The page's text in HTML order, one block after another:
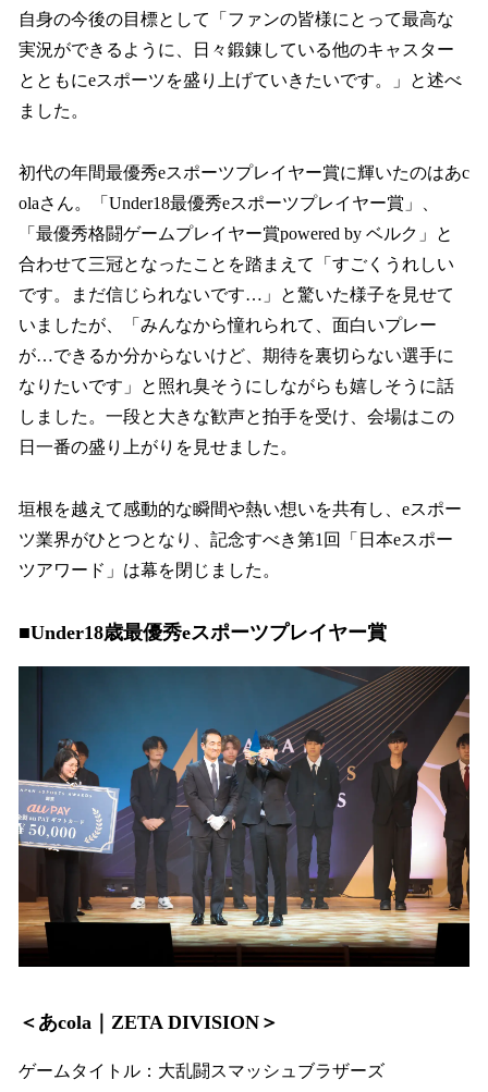
自身の今後の目標として「ファンの皆様にとって最高な
実況ができるように、日々鍛錬している他のキャスター
とともにeスポーツを盛り上げていきたいです。」と述べ
ました。
初代の年間最優秀eスポーツプレイヤー賞に輝いたのはあc
olaさん。「Under18最優秀eスポーツプレイヤー賞」、
「最優秀格闘ゲームプレイヤー賞powered by ベルク」と
合わせて三冠となったことを踏まえて「すごくうれしい
です。まだ信じられないです…」と驚いた様子を見せて
いましたが、「みんなから憧れられて、面白いプレー
が…できるか分からないけど、期待を裏切らない選手に
なりたいです」と照れ臭そうにしながらも嬉しそうに話
しました。一段と大きな歓声と拍手を受け、会場はこの
日一番の盛り上がりを見せました。
垣根を越えて感動的な瞬間や熱い想いを共有し、eスポー
ツ業界がひとつとなり、記念すべき第1回「日本eスポー
ツアワード」は幕を閉じました。
■Under18歳最優秀eスポーツプレイヤー賞
＜あcola｜ZETA DIVISION＞
ゲームタイトル：大乱闘スマッシュブラザーズ